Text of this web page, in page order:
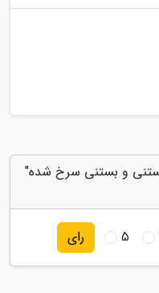
و بستنی سرخ شده"
5 رای